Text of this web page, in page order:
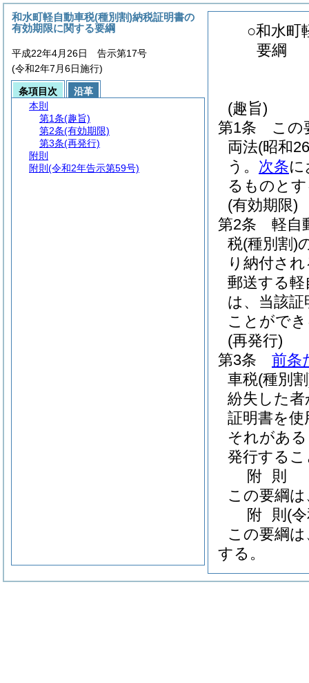
○和水町
要綱
(趣旨)
第1条
この
両法(昭和
う。 次条に
るものと
(有効期限)
第2条
軽自
税(種別割)
り納付さ
郵送する軽
は、当該
ことがで
(再発行)
第3条
前条
車税(種別
紛失した
証明書を
それがあ
発行する
附 則
この要綱
附 則 (
この要綱
する。
和水町軽自動車税(種別割)納税証明書の
有効期限に関する要綱
平成22年4月26日 告示第17号
(令和2年7月6日施行)
条項目次
沿革
本則
第1条(趣旨)
第2条(有効期限)
第3条(再発行)
附則
附則 (令和2年告示第59号)